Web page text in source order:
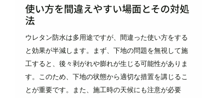
使い方を間違えやすい場面とその対処
法
ウレタン防水は多用途ですが、間違った使い方をする
と効果が半減します。まず、下地の問題を無視して施
工すると、後々剥がれや膨れが生じる可能性がありま
す。このため、下地の状態から適切な措置を講じるこ
とが重要です。また、施工時の天候にも注意が必要